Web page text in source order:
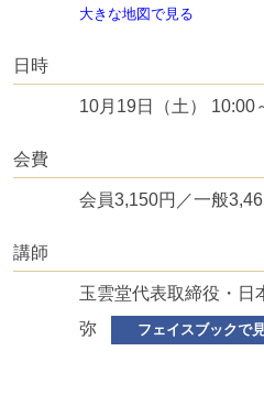
大きな地図で見る
日時
10月19日（土） 10:00
会費
会員3,150円／一般
講師
玉雲堂代表取締役・日
弥
フェイスブックで